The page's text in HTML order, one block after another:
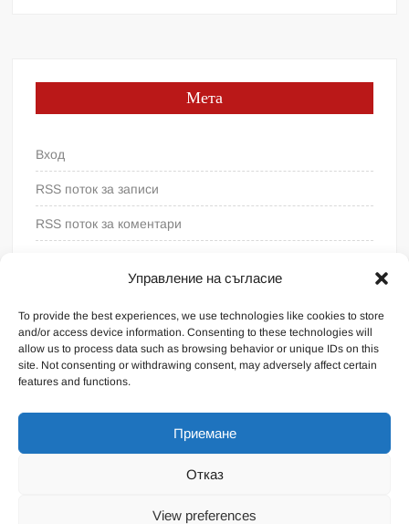
Управление на съгласие
To provide the best experiences, we use technologies like cookies to store
and/or access device information. Consenting to these technologies will
allow us to process data such as browsing behavior or unique IDs on this
site. Not consenting or withdrawing consent, may adversely affect certain
features and functions.
Приемане
Отказ
View preferences
Мета
Вход
RSS поток за записи
RSS поток за коментари
Proudly powered by WordPress |Theme: FreeNews